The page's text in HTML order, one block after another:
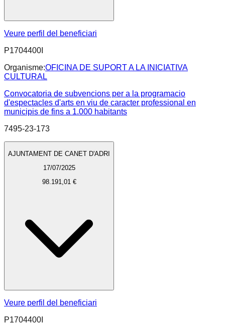
Veure perfil del beneficiari
P1704400I
Organisme:OFICINA DE SUPORT A LA INICIATIVA
CULTURAL
Convocatoria de subvencions per a la programacio
d'espectacles d'arts en viu de caracter professional en
municipis de fins a 1.000 habitants
7495-23-173
AJUNTAMENT DE CANET D'ADRI
17/07/2025
98.191,01 €
Veure perfil del beneficiari
P1704400I